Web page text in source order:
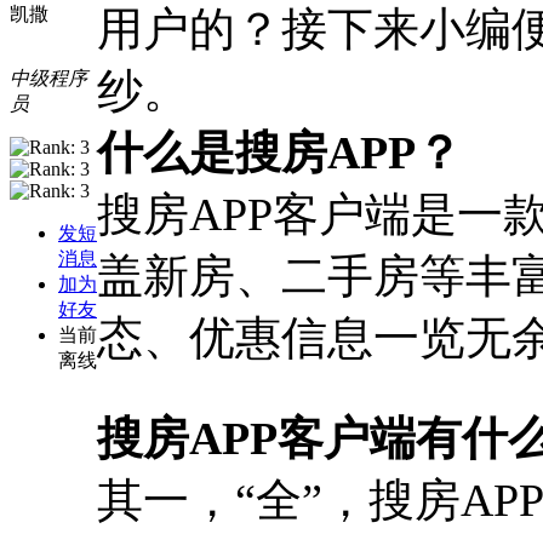
凯撒
中级程序
员
发短
消息
加为
好友
当前
离线
用户的？接下来小编
纱。
什么是搜房APP？
搜房APP客户端是一
盖新房、二手房等丰
态、优惠信息一览无
搜房APP客户端有什
其一，“全”，搜房